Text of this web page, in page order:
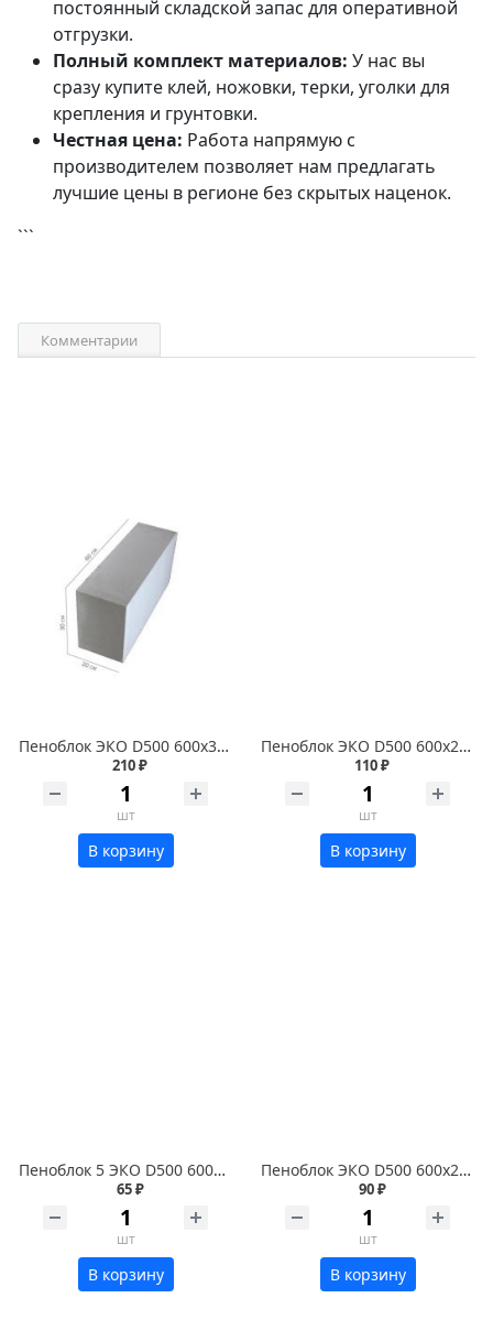
постоянный складской запас для оперативной
отгрузки.
Полный комплект материалов: У нас вы
сразу купите клей, ножовки, терки, уголки для
крепления и грунтовки.
Честная цена: Работа напрямую с
производителем позволяет нам предлагать
лучшие цены в регионе без скрытых наценок.
```
Комментарии
Пеноблок ЭКО D500 600х300х200
210 ₽
шт
В корзину
Пеноблок ЭКО D500 600х250х125
110 ₽
шт
В корзину
Пеноблок 5 ЭКО D500 600х250х50
65 ₽
шт
В корзину
Пеноблок ЭКО D500 600х250х100 1/120
90 ₽
шт
В корзину